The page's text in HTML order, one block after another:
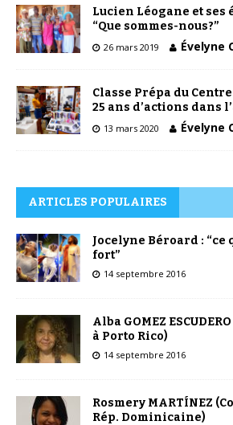
Lucien Léogane et
“Que sommes-nous?”
26 mars 2019 Évelyne
Classe Prépa du
25 ans d’actions dans
13 mars 2020 Évelyne
ARTICLES POPULAIRES
Jocelyne Béroard : “ce
fort”
14 septembre 2016
Alba GOMEZ
à Porto Rico)
14 septembre 2016
Rosmery MARTÍNEZ
Rép. Dominicaine)